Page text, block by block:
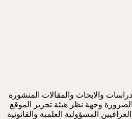
والابحاث والمقالات المنشورة
وجهة نظر هيئة تحرير الموقع
المسؤولية العلمية والقانونية